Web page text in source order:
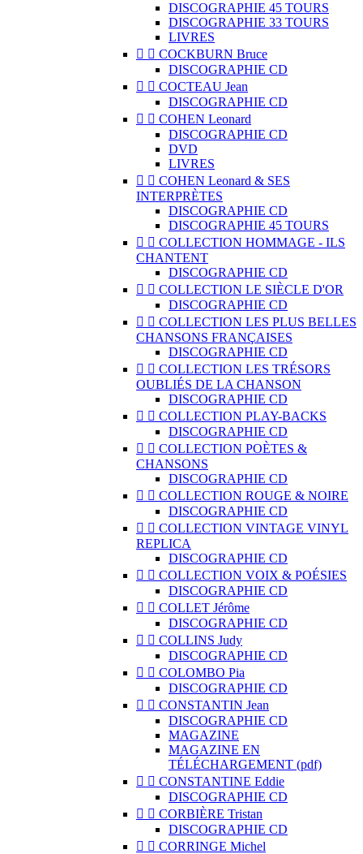
DISCOGRAPHIE 45 TOURS
DISCOGRAPHIE 33 TOURS
LIVRES
  COCKBURN Bruce
DISCOGRAPHIE CD
  COCTEAU Jean
DISCOGRAPHIE CD
  COHEN Leonard
DISCOGRAPHIE CD
DVD
LIVRES
  COHEN Leonard & SES
INTERPRÈTES
DISCOGRAPHIE CD
DISCOGRAPHIE 45 TOURS
  COLLECTION HOMMAGE - ILS
CHANTENT
DISCOGRAPHIE CD
  COLLECTION LE SIÈCLE D'OR
DISCOGRAPHIE CD
  COLLECTION LES PLUS BELLES
CHANSONS FRANÇAISES
DISCOGRAPHIE CD
  COLLECTION LES TRÉSORS
OUBLIÉS DE LA CHANSON
DISCOGRAPHIE CD
  COLLECTION PLAY-BACKS
DISCOGRAPHIE CD
  COLLECTION POÈTES &
CHANSONS
DISCOGRAPHIE CD
  COLLECTION ROUGE & NOIRE
DISCOGRAPHIE CD
  COLLECTION VINTAGE VINYL
REPLICA
DISCOGRAPHIE CD
  COLLECTION VOIX & POÉSIES
DISCOGRAPHIE CD
  COLLET Jérôme
DISCOGRAPHIE CD
  COLLINS Judy
DISCOGRAPHIE CD
  COLOMBO Pia
DISCOGRAPHIE CD
  CONSTANTIN Jean
DISCOGRAPHIE CD
MAGAZINE
MAGAZINE EN
TÉLÉCHARGEMENT (pdf)
  CONSTANTINE Eddie
DISCOGRAPHIE CD
  CORBIÈRE Tristan
DISCOGRAPHIE CD
  CORRINGE Michel